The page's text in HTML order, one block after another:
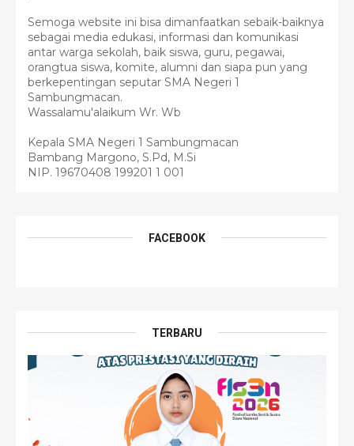
Semoga website ini bisa dimanfaatkan sebaik-baiknya
sebagai media edukasi, informasi dan komunikasi
antar warga sekolah, baik siswa, guru, pegawai,
orangtua siswa, komite, alumni dan siapa pun yang
berkepentingan seputar SMA Negeri 1
Sambungmacan.
Wassalamu'alaikum Wr. Wb
Kepala SMA Negeri 1 Sambungmacan
Bambang Margono, S.Pd, M.Si
NIP. 19670408 199201 1 001
FACEBOOK
TERBARU